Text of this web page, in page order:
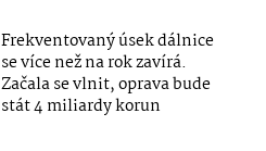
Frekventovaný úsek dálnice
se více než na rok zavírá.
Začala se vlnit, oprava bude
stát 4 miliardy korun